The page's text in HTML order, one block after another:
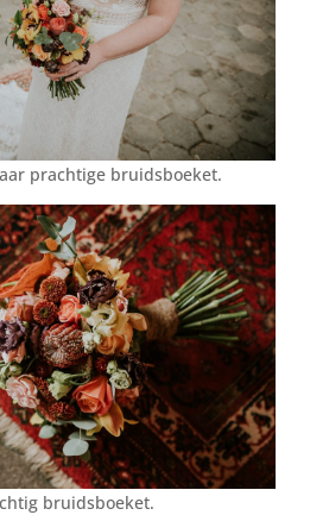
prachtige bruidsboeket.
bruidsboeket.